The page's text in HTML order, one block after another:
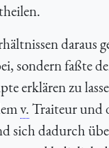
daraus
sondern faßte
erklären zu
v.Traiteur und
sich dadurch